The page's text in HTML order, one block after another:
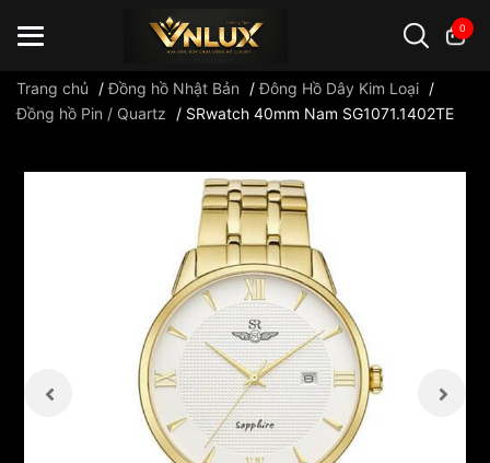
0
Trang chủ /Đồng hồ Nhật Bản /Đông Hồ Dây Kim Loại /
Đồng hồ Pin / Quartz
/ SRwatch 40mm Nam SG1071.1402TE